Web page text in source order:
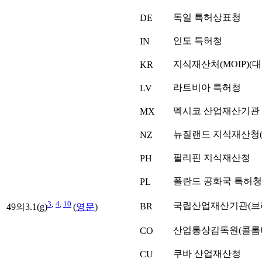
DE 독일 특허상표청
IN 인도 특허청
KR 지식재산처(MOIP)(
LV 라트비아 특허청
MX 멕시코 산업재산기관
NZ 뉴질랜드 지식재산청
PH 필리핀 지식재산청
PL 폴란드 공화국 특허청
49의3.1(g)3 4 10 (영문) BR 국립산업재산기관(
CO 산업통상감독원(콜
CU 쿠바 산업재산청